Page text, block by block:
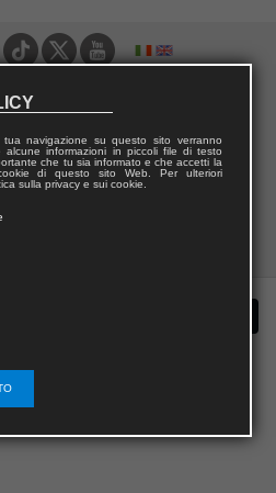
navigazione su questo sito verranno
alcune informazioni in piccoli file di testo
che tu sia informato e che accetti la
di questo sito Web. Per ulteriori
sulla privacy e sui cookie.